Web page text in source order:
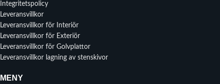
Integritetspolicy
Leveransvillkor
Leveransvillkor för Interiör
Leveransvillkor för Exteriör
Leveransvillkor för Golvplattor
Leveransvillkor lagning av stenskivor
MENY